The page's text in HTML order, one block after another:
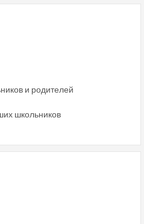
и родителей
школьников